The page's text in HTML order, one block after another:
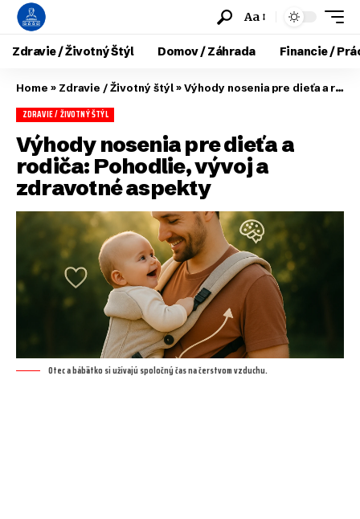
Aa
Zdravie / Životný Štýl Domov / Záhrada Financie /
Home » Zdravie / Životný štýl»Výhody nosenia pre dieťa a rodiča: Pohodlie, vývoj a zdravotné aspekty
ZDRAVIE / ŽIVOTNÝ ŠTÝL
Výhody nosenia pre dieťa a
rodiča: Pohodlie, vývoj a
zdravotné aspekty
Otec a bábätko si užívajú spoločný čas na čerstvom vzduchu.